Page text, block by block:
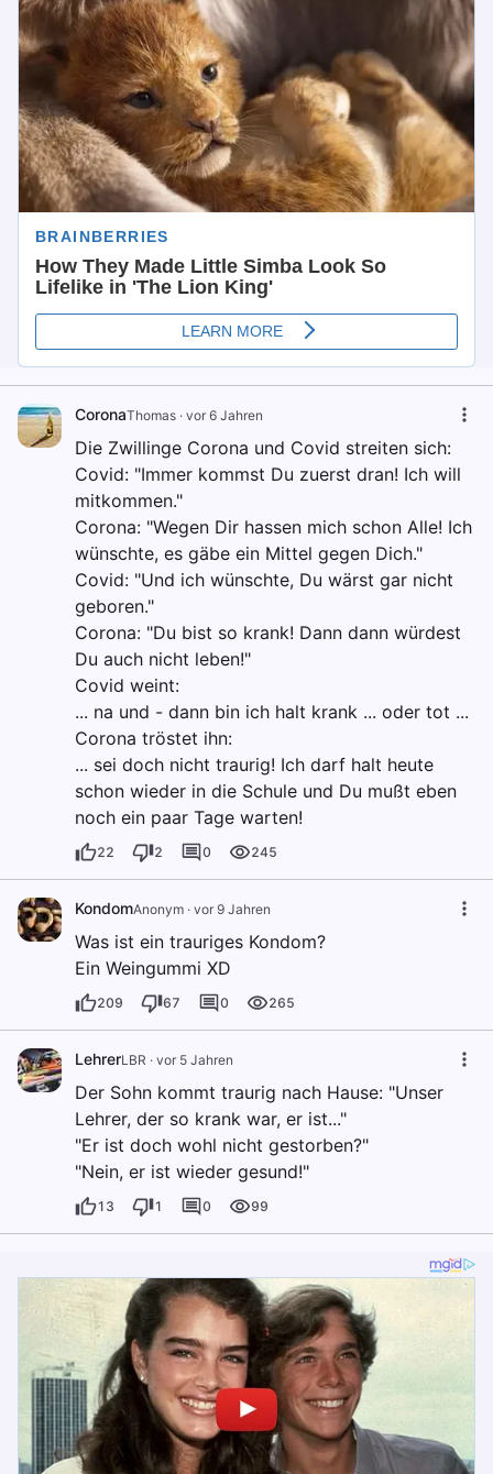
CoronaThomas · vor 6 Jahren
Die Zwillinge Corona und Covid streiten sich:
Covid: "Immer kommst Du zuerst dran! Ich will
mitkommen."
Corona: "Wegen Dir hassen mich schon Alle! Ich
wünschte, es gäbe ein Mittel gegen Dich."
Covid: "Und ich wünschte, Du wärst gar nicht
geboren."
Corona: "Du bist so krank! Dann dann würdest
Du auch nicht leben!"
Covid weint:
... na und - dann bin ich halt krank ... oder tot ...
Corona tröstet ihn:
... sei doch nicht traurig! Ich darf halt heute
schon wieder in die Schule und Du mußt eben
noch ein paar Tage warten!
22 2 0 245
KondomAnonym · vor 9 Jahren
Was ist ein trauriges Kondom?
Ein Weingummi XD
209 67 0 265
LehrerLBR · vor 5 Jahren
Der Sohn kommt traurig nach Hause: "Unser
Lehrer, der so krank war, er ist..."
"Er ist doch wohl nicht gestorben?"
"Nein, er ist wieder gesund!"
13 1 0 99